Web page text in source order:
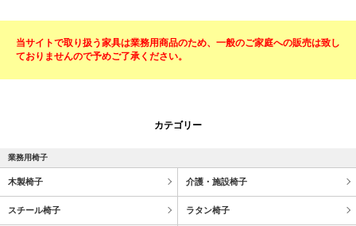
当サイトで取り扱う家具は業務用商品のため、一般のご家庭への販売は致し
ておりませんので予めご了承ください。
カテゴリー
業務用椅子
木製椅子 介護・施設椅子
スチール椅子 ラタン椅子